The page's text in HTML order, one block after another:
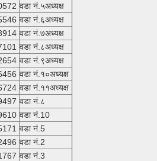
वडा नं.५अध्यक्ष
वडा नं.६अध्यक्ष
वडा नं.७अध्यक्ष
वडा नं.८अध्यक्ष
वडा नं.९अध्यक्ष
वडा नं.१०अध्यक्ष
वडा नं.११अध्यक्ष
वडा नं.८
वडा नं.10
वडा नं.5
वडा नं.2
वडा नं.3